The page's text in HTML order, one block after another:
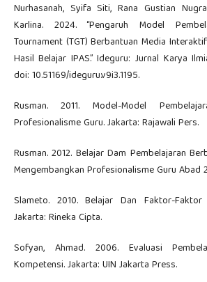
Nurhasanah, Syifa Siti, Rana Gustian
Karlina. 2024. “Pengaruh Model
Tournament (TGT) Berbantuan Media
Hasil Belajar IPAS.” Ideguru: Jurnal Karya
doi: 10.51169/ideguru.v9i3.1195.
Rusman. 2011. Model-Model
Profesionalisme Guru. Jakarta: Rajawali Pers.
Rusman. 2012. Belajar Dam Pembelajaran
Mengembangkan Profesionalisme Guru Abad
Slameto. 2010. Belajar Dan Faktor-Faktor
Jakarta: Rineka Cipta.
Sofyan, Ahmad. 2006. Evaluasi
Kompetensi. Jakarta: UIN Jakarta Press.